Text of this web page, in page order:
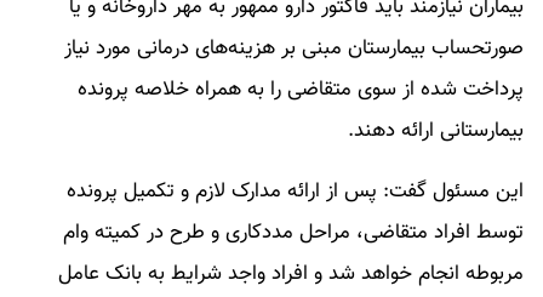
بیماران نیازمند باید فاکتور دارو ممهور به مهر داروخانه و یا
صورتحساب بیمارستان مبنی بر هزینه‌های درمانی مورد نیاز
پرداخت شده از سوی متقاضی را به همراه خلاصه پرونده
بیمارستانی ارائه دهند.
این مسئول گفت: پس از ارائه مدارک لازم و تکمیل پرونده
توسط افراد متقاضی، مراحل مددکاری و طرح در کمیته وام
مربوطه انجام خواهد شد و افراد واجد شرایط به بانک‌ عامل